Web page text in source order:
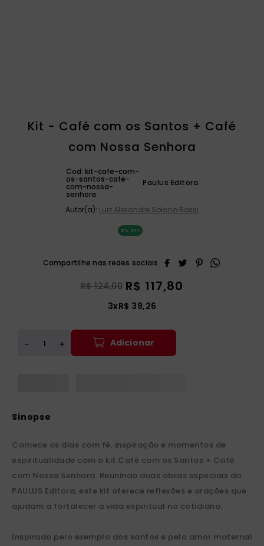
Kit - Café com os Santos + Café
com Nossa Senhora
Cod: kit-cafe-com-
os-santos-cafe-
com-nossa-
senhora
Paulus Editora
Autor(a): Luiz Alexandre Solano Rossi
5% OFF
R$ 124,00 R$ 117,80
3xR$ 39,26
＋
－ Adicionar
Comece os dias com fé, inspiração e momentos de
espiritualidade com o kit Café com os Santos + Café
com Nossa Senhora. Reunindo duas obras especiais da
PAULUS Editora, este kit oferece reflexões e orações que
ajudam a fortalecer a vida espiritual no cotidiano.
Inspirado pelo exemplo dos santos e pelo amor maternal